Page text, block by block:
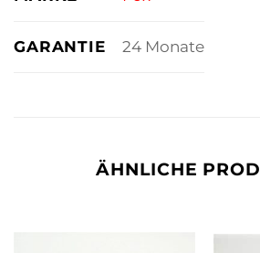
GARANTIE 24 Monate
ÄHNLICHE